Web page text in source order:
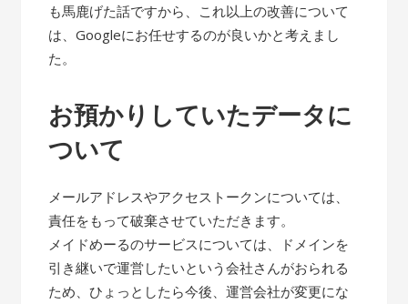
も馬鹿げた話ですから、これ以上の改善について
は、Googleにお任せするのが良いかと考えまし
た。
お預かりしていたデータに
ついて
メールアドレスやアクセストークンについては、
責任をもって破棄させていただきます。
メイドめーるのサービスについては、ドメインを
引き継いで運営したいという会社さんがおられる
ため、ひょっとしたら今後、運営会社が変更にな